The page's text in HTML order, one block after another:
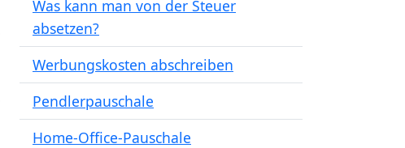
Was kann man von der Steuer
absetzen?
Werbungskosten abschreiben
Pendlerpauschale
Home-Office-Pauschale